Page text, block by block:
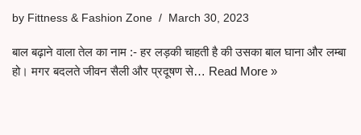
by Fittness & Fashion Zone March 30, 2023
बाल बढ़ाने वाला तेल का नाम :- हर लड़की चाहती है की उसका बाल घाना और लम्बा
हो। मगर बदलते जीवन सैली और प्रदूषण से… Read More »